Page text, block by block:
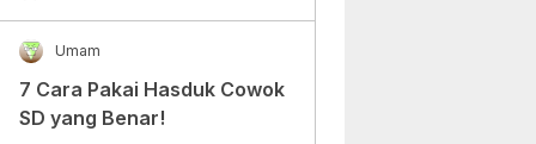
Umam
7 Cara Pakai Hasduk Cowok
SD yang Benar!